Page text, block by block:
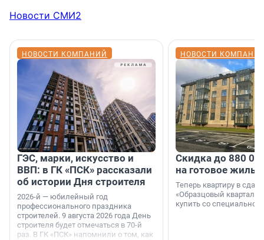
Новости СМИ2
НОВОСТИ КОМПАНИЙ
ГЭС, марки, искусство и
ВВП: в ГК «ПСК» рассказали
об истории Дня строителя
2026-й — юбилейный год
профессионального праздника
строителей. 9 августа 2026 года День
строителя будет отмечаться в 70-й
раз. В ГК «ПСК» напомнили о том, как
НОВОСТИ
Скидка до 880
на готовое
Теперь квартиру в
«Образцовый квартал
купить со специальной